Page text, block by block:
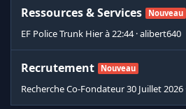
Ressources & Services Nouveau
EF Police Trunk Hier à 22:44 alibert640
Recrutement Nouveau
Recherche Co-Fondateur30 Juillet 2026